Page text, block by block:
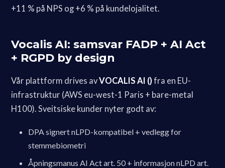
+11 % på NPS og +6 % på kundelojalitet.
Vocalis AI: samsvar FADP + AI Act
+ RGPD by design
Vår plattform drives avVOCALIS AI () fra en EU-
infrastruktur (AWS eu-west-1 Paris + bare-metal
H100). Sveitsiske kunder nyter godt av:
DPA signert nLPD-kompatibel + vedlegg for
stemmebiometri
Åpningsmanus AI Act art. 50 + informasjon nLPD art.